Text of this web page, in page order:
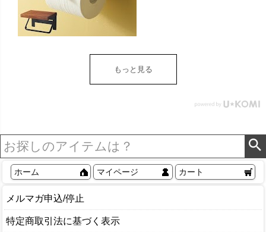
ダー 収納 DIY アンティー
ク ヴィンテージ ナチュラ
リア アジアン [84302] ホ
もっと見る
ホーム マイページ カート
メルマガ申込/停止
特定商取引法に基づく表示